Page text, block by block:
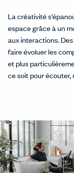
La créativité
espace grâce à un
aux interactions.
faire évoluer les
et plus
ce soit pour écouter,